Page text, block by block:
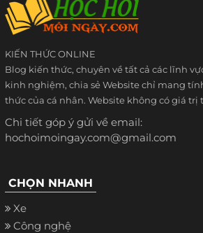
KIẾN THỨC ONLINE
Blog kiến thức, chuyên về tất cả các lĩnh
kinh nghiệm, chia sẻ Website chỉ mang
thức của cá nhân. Website không có giá trị
Chi tiết góp ý gửi về email:
hochoimoingay.com@gmail.com
CHỌN NHANH
Xe
Công nghệ